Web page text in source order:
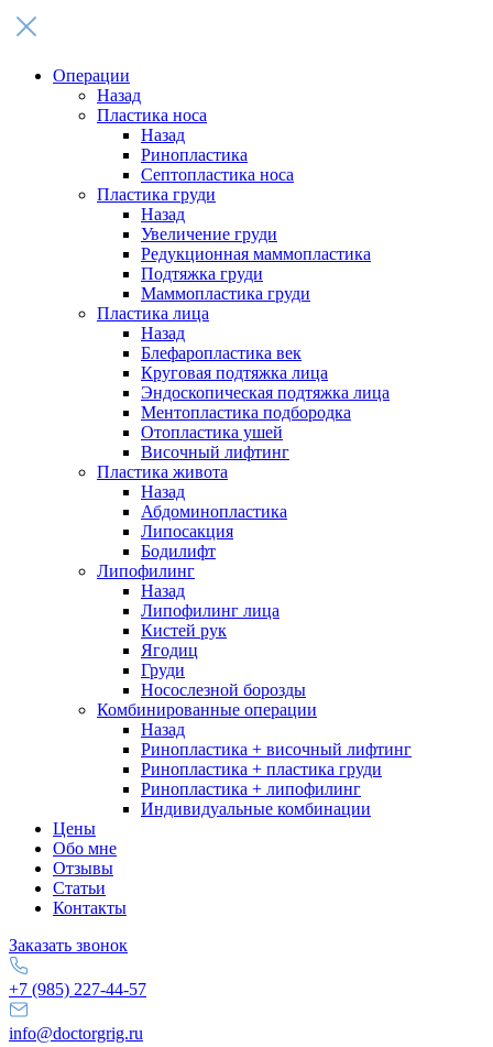
Операции
Назад
Пластика носа
Назад
Ринопластика
Септопластика носа
Пластика груди
Назад
Увеличение груди
Редукционная маммопластика
Подтяжка груди
Маммопластика груди
Пластика лица
Назад
Блефаропластика век
Круговая подтяжка лица
Эндоскопическая подтяжка лица
Ментопластика подбородка
Отопластика ушей
Височный лифтинг
Пластика живота
Назад
Абдоминопластика
Липосакция
Бодилифт
Липофилинг
Назад
Липофилинг лица
Кистей рук
Ягодиц
Груди
Носослезной борозды
Комбинированные операции
Назад
Ринопластика + височный лифтинг
Ринопластика + пластика груди
Ринопластика + липофилинг
Индивидуальные комбинации
Цены
Обо мне
Отзывы
Статьи
Контакты
Заказать звонок
+7 (985) 227-44-57
info@doctorgrig.ru